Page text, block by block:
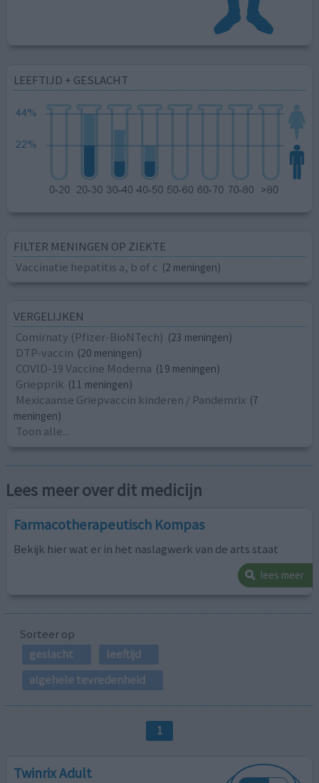
LEEFTIJD + GESLACHT
FILTER MENINGEN OP ZIEKTE
Vaccinatie hepatitis a, b of c (2 meningen)
VERGELIJKEN
Comirnaty (Pfizer-BioNTech) (23 meningen)
DTP-vaccin (20 meningen)
COVID-19 Vaccine Moderna (19 meningen)
Griepprik (11 meningen)
Mexicaanse Griepvaccin kinderen / Pandemrix (7
meningen)
Toon alle...
Lees meer over dit medicijn
Farmacotherapeutisch Kompas
Bekijk hier wat er in het naslagwerk van de arts staat
lees meer
Sorteer op
geslacht
leeftijd
algehele tevredenheid
1
Twinrix Adult